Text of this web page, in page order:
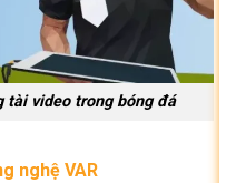
tài video trong bóng đá
nghệ VAR